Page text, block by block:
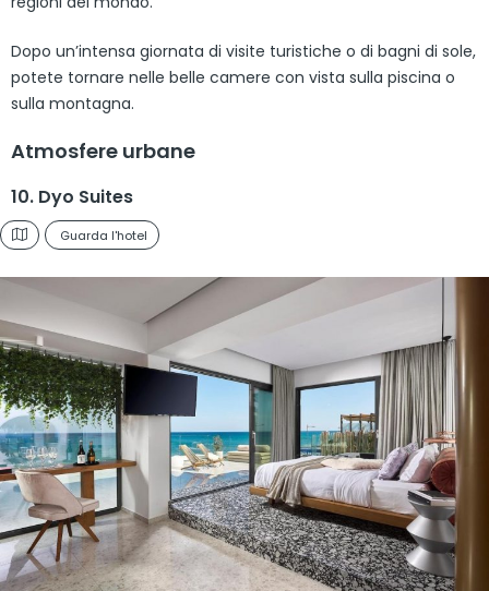
Dopo un’intensa giornata di visite turistiche o di bagni di sole,
potete tornare nelle belle camere con vista sulla piscina o
sulla montagna.
Atmosfere urbane
10. Dyo Suites
Guarda l'hotel